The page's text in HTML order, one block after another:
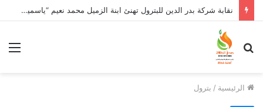
نقابة شركة بدر الدين للبترول تهنئ ابنة الزميل محمد نعيم “ياسمين” بتخرجها وتفوقها
بحث
عن
الرئيسية / بترول